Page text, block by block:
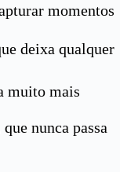
momentos
deixa qualquer
muito mais
que nunca passa